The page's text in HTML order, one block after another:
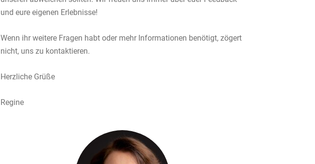
und eure eigenen Erlebnisse!
Wenn ihr weitere Fragen habt oder mehr Informationen benötigt, zögert
nicht, uns zu kontaktieren.
Herzliche Grüße
Regine